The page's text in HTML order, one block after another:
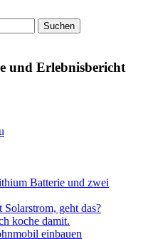
und Erlebnisbericht
Batterie und zwei
geht das?
koche damit.
einbauen